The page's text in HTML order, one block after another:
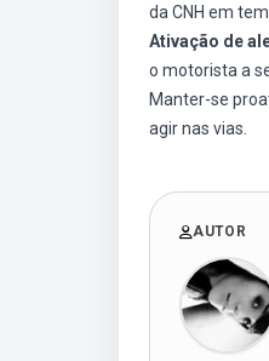
da CNH em
Ativação de
o motorista a
Manter-se
agir nas vias.
AUTOR